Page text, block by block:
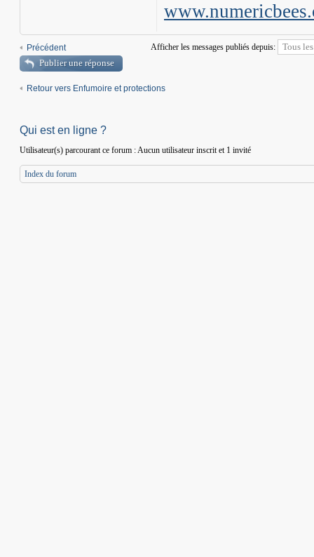
Précédent Afficher les messages publiés depuis:
Publier une réponse
Retour vers Enfumoire et protections
Qui est en ligne ?
Utilisateur(s) parcourant ce forum : Aucun utilisateur inscrit et 1 invité
Index du forum